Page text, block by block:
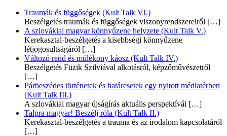
Traumák és függőségek (Kult Talk VI.)
Beszélgetés traumák és függőségek viszonyrendszereiről […]
A szlovákiai magyar könnyűzene helyzete (Kult Talk V.)
Kerekasztal-beszélgetés a kisebbségi könnyűzene
létjogosultságáról […]
Változó rend és múlékony káosz (Kult Talk IV.)
Beszélgetés Füzik Szilviával alkotásról, képzőművészetről
[…]
Párbeszédes történetek és határesetek egy nyitott médiatérben
(Kult Talk III.)
A szlovákiai magyar újságírás aktuális perspektívái […]
Talpra magyar! Beszélj róla (Kult Talk II.)
Kerekasztal-beszélgetés a trauma és az irodalom kapcsolatáról
[…]